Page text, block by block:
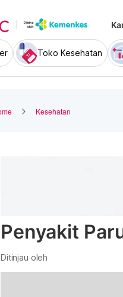
Toko Kesehatan
Kesehatan
Penyakit
Ditinjau oleh